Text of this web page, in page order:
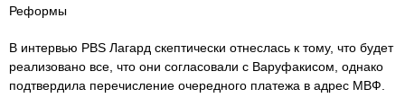
Реформы
В интервью PBS Лагард скептически отнеслась к тому, что будет
реализовано все, что они согласовали с Варуфакисом, однако
подтвердила перечисление очередного платежа в адрес МВФ.